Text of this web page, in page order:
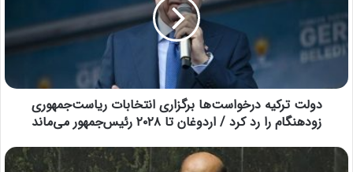
دولت ترکیه درخواست‌ها برگزاری انتخابات ریاست‌جمهوری
زودهنگام را رد کرد / اردوغان تا ۲۰۲۸ رئیس‌جمهور می‌ماند